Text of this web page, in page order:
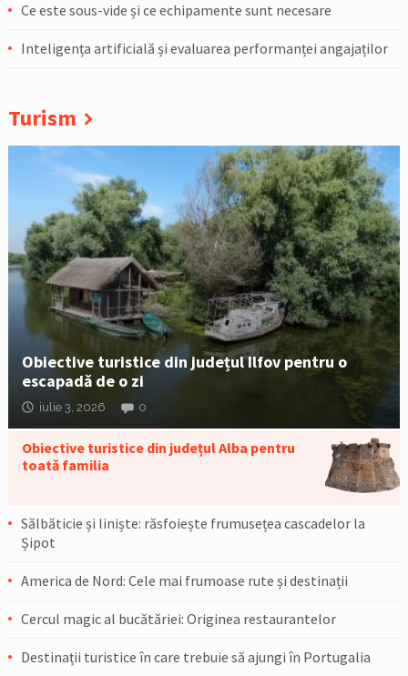
Ce este sous-vide și ce echipamente sunt necesare
Inteligența artificială și evaluarea performanței angajaților
Turism
Obiective turistice din județul Ilfov pentru o
escapadă de o zi
iulie 3, 2026 0
Obiective turistice din județul Alba pentru
toată familia
Sălbăticie și liniște: răsfoiește frumusețea cascadelor la
Șipot
America de Nord: Cele mai frumoase rute și destinații
Cercul magic al bucătăriei: Originea restaurantelor
Destinații turistice în care trebuie să ajungi în Portugalia